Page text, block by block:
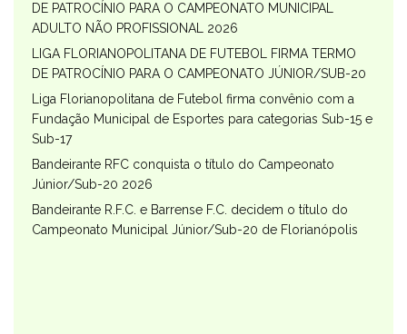
DE PATROCÍNIO PARA O CAMPEONATO MUNICIPAL
ADULTO NÃO PROFISSIONAL 2026
LIGA FLORIANOPOLITANA DE FUTEBOL FIRMA TERMO
DE PATROCÍNIO PARA O CAMPEONATO JÚNIOR/SUB-20
Liga Florianopolitana de Futebol firma convênio com a
Fundação Municipal de Esportes para categorias Sub-15 e
Sub-17
Bandeirante RFC conquista o título do Campeonato
Júnior/Sub-20 2026
Bandeirante R.F.C. e Barrense F.C. decidem o título do
Campeonato Municipal Júnior/Sub-20 de Florianópolis